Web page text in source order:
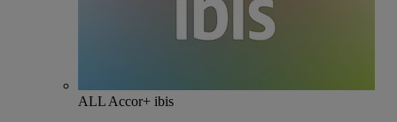
ALL Accor+ ibis